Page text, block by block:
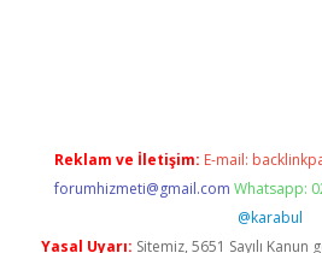
Reklam ve İletişim: E-mail:
forumhizmeti@gmail.com Whatsapp:
@karabul
Yasal Uyarı: Sitemiz, 5651 Sayılı